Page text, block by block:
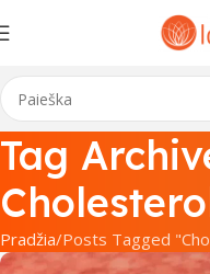
Tag
Pradžia Posts Tagged